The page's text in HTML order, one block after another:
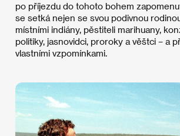
po příjezdu do tohoto bohem
se setká nejen se svou podivnou
místními indiány, pěstiteli marihuany,
politiky, jasnovidci, proroky a věštci – a
vlastními vzpomínkami.